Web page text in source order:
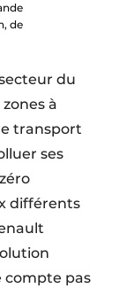
de
du
à
transport
ses
différents
compte pas